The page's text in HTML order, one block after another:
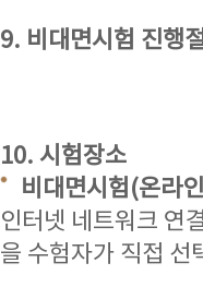
9. 비대면시험 진행
10. 시험장소
비대면시험(온라
인터넷 네트워크 연
을 수험자가 직접 선